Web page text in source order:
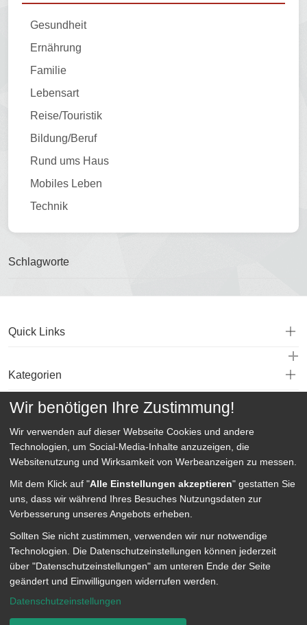
Gesundheit
Ernährung
Familie
Lebensart
Reise/Touristik
Bildung/Beruf
Rund ums Haus
Mobiles Leben
Technik
Schlagworte
Quick Links
Kategorien
Datenschutz Datenschutz Einstellungen
Wir benötigen Ihre Zustimmung!
Wir verwenden auf dieser Webseite Cookies und andere
Technologien, um Social-Media-Inhalte anzuzeigen, die
Websitenutzung und Wirksamkeit von Werbeanzeigen zu messen.
Mit dem Klick auf "Alle Einstellungen akzeptieren" gestatten Sie
uns, dass wir während Ihres Besuches Nutzungsdaten zur
Verbesserung unseres Angebots erheben.
Sollten Sie nicht zustimmen, verwenden wir nur notwendige
Technologien.
Die Datenschutzeinstellungen können jederzeit
über "Datenschutzeinstellungen" am unteren Ende der Seite
geändert und Einwilligungen widerrufen werden.
Datenschutzeinstellungen